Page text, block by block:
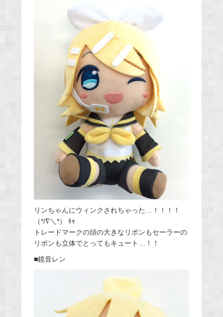
リンちゃんにウィンクされちゃった…！！！！
（*/∇＼*） ｷｬ
トレードマークの頭の大きなリボンもセーラーの
リボンも立体でとってもキュート…！！
■鏡音レン